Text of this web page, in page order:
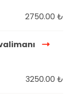
2750.00 ₺
3250.00 ₺